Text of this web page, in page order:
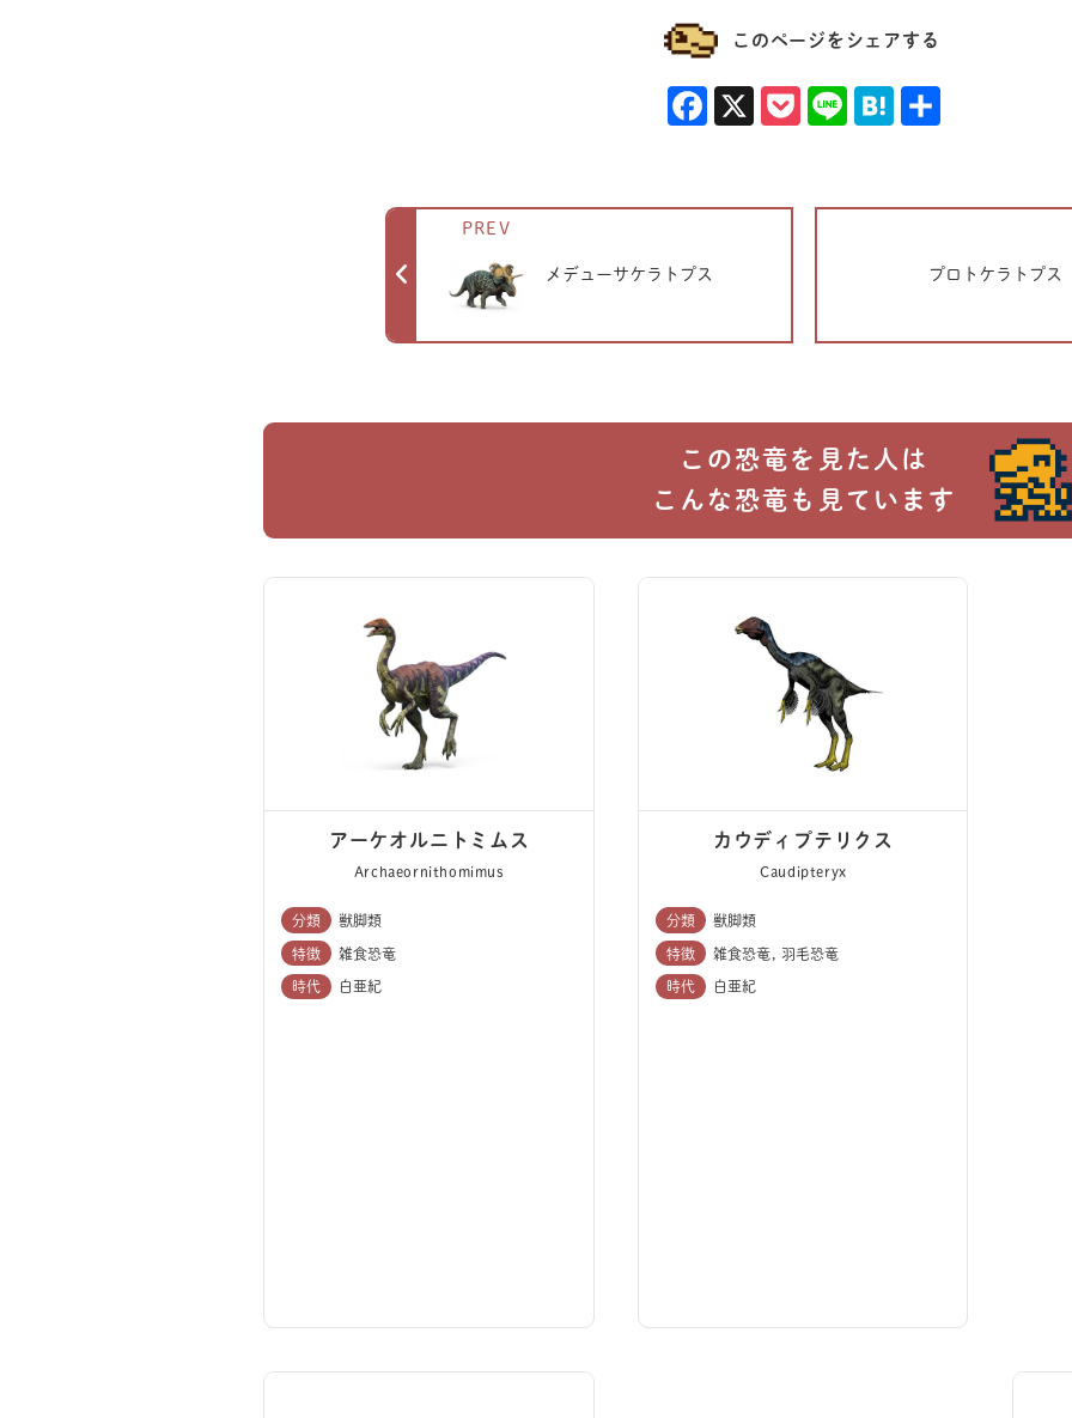
アトラクション、「ジェントル・ジャイアンツふれあい動物園」のエリアで展示されていたようで
多くの恐竜たちが取引される中、ミクロケラトゥスもまた捕らえられ、売られている様子が描か
小型で扱いやすいサイズゆえか、籠や檻に入れられた姿が確認できます。
物語の鍵を握る、生前のシャーロット・ロックウッドが残したビデオ日記の中で、過去に復元さ
そこには、研究に没頭するシャーロットの傍らで過ごすミクロケラトゥスの姿が記録されていまし
このページをシェアする
Facebook Pocket Line Hatena
PREV
メデューサケラトプス プロトケラトプス
この恐竜を見た人は
こんな恐竜も見ています
アーケオルニトミムス
Archaeornithomimus
分類 獣脚類
特徴 雑食恐竜
時代 白亜紀
カウディプテリクス
Caudipteryx
分類 獣脚類
特徴 雑食恐竜 羽毛恐竜
時代 白亜紀